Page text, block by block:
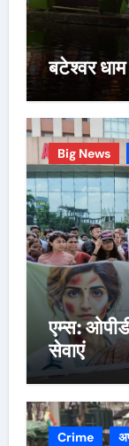
बटेश्वर
Big News
एम्स:
सेवाएं
Crime